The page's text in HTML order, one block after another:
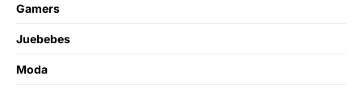
Gamers
Juebebes
Moda